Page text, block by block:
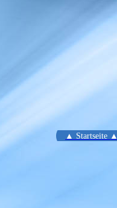
▲ Startseite ▲